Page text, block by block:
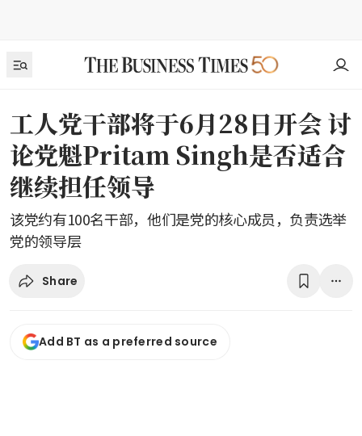
工人党干部将于6月28日开会 讨
论党魁Pritam Singh是否适合
继续担任领导
该党约有100名干部，他们是党的核心成员，负责选举
党的领导层
Share
Add BT as a preferred source